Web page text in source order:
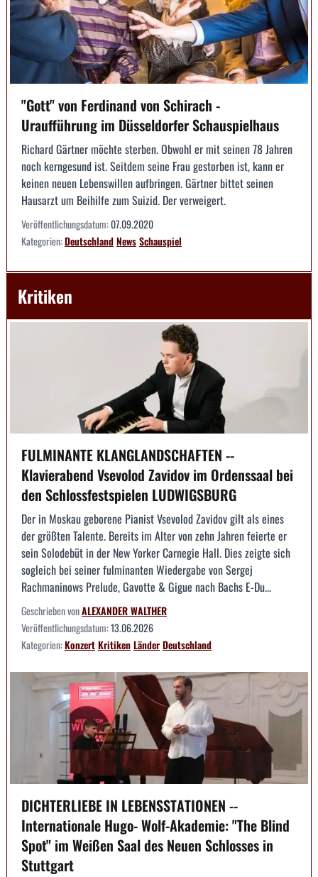
"Gott" von Ferdinand von Schirach -
Uraufführung im Düsseldorfer Schauspielhaus
Richard Gärtner möchte sterben. Obwohl er mit seinen 78 Jahren
noch kerngesund ist. Seitdem seine Frau gestorben ist, kann er
keinen neuen Lebenswillen aufbringen. Gärtner bittet seinen
Hausarzt um Beihilfe zum Suizid. Der verweigert.
Veröffentlichungsdatum:07.09.2020
Kategorien:DeutschlandNewsSchauspiel
Kritiken
FULMINANTE KLANGLANDSCHAFTEN --
Klavierabend Vsevolod Zavidov im Ordenssaal bei
den Schlossfestspielen LUDWIGSBURG
Der in Moskau geborene Pianist Vsevolod Zavidov gilt als eines
der größten Talente. Bereits im Alter von zehn Jahren feierte er
sein Solodebüt in der New Yorker Carnegie Hall. Dies zeigte sich
sogleich bei seiner fulminanten Wiedergabe von Sergej
Rachmaninows Prelude, Gavotte & Gigue nach Bachs E-Du...
Geschrieben vonALEXANDER WALTHER
Veröffentlichungsdatum:13.06.2026
Kategorien:KonzertKritikenLänderDeutschland
DICHTERLIEBE IN LEBENSSTATIONEN --
Internationale Hugo- Wolf-Akademie: "The Blind
Spot" im Weißen Saal des Neuen Schlosses in
Stuttgart